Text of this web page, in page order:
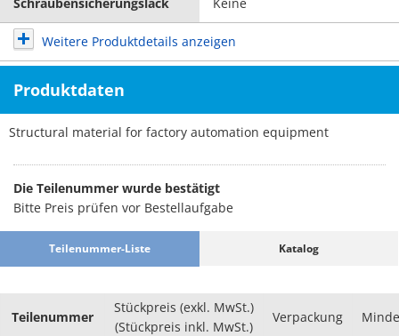
Weitere Produktdetails anzeigen
Produktdaten
Structural material for factory automation equipment
Die Teilenummer wurde bestätigt
Bitte Preis prüfen vor Bestellaufgabe
Teilenummer-Liste Katalog
Teilenummer
Stückpreis (exkl. MwSt.)
(Stückpreis inkl. MwSt.)
Verpackung